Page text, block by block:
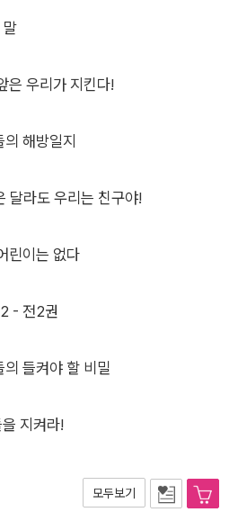
말
은 우리가 지킨다!
해방일지
달라도 우리는 친구야!
린이는 없다
- 전2권
들켜야 할 비밀
지켜라!
모두보기